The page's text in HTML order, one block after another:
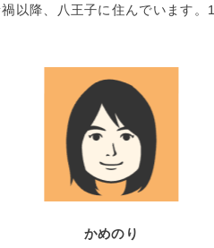
禍以降、八王子に住んでいます。
かめのり